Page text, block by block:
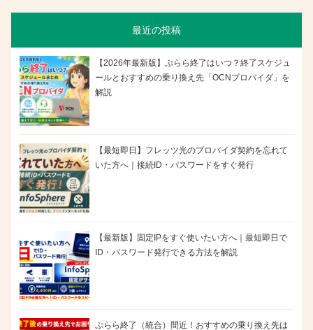
最近の投稿
【2026年最新版】ぷらら終了はいつ？終了スケジュ
ールとおすすめの乗り換え先「OCNプロバイダ」を
解説
【最短即日】フレッツ光のプロバイダ契約を忘れて
いた方へ｜接続ID・パスワードをすぐ発行
【最新版】固定IPをすぐ使いたい方へ｜最短即日で
ID・パスワード発行できる方法を解説
ぷらら終了（統合）間近！おすすめの乗り換え先は